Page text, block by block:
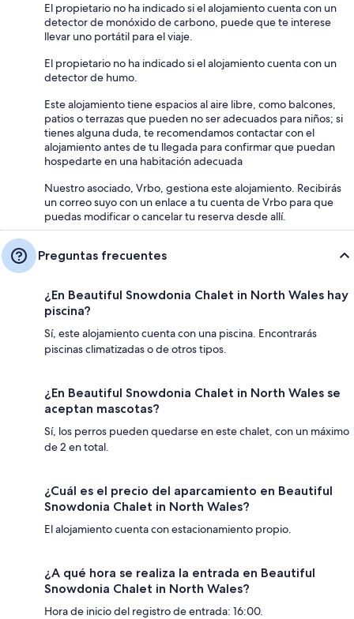
El propietario no ha indicado si el alojamiento cuenta con un
detector de monóxido de carbono, puede que te interese
llevar uno portátil para el viaje.
El propietario no ha indicado si el alojamiento cuenta con un
detector de humo.
Este alojamiento tiene espacios al aire libre, como balcones,
patios o terrazas que pueden no ser adecuados para niños; si
tienes alguna duda, te recomendamos contactar con el
alojamiento antes de tu llegada para confirmar que puedan
hospedarte en una habitación adecuada
Nuestro asociado, Vrbo, gestiona este alojamiento. Recibirás
un correo suyo con un enlace a tu cuenta de Vrbo para que
puedas modificar o cancelar tu reserva desde allí.
Preguntas frecuentes
¿En Beautiful Snowdonia Chalet in North Wales hay
piscina?
Sí, este alojamiento cuenta con una piscina. Encontrarás
piscinas climatizadas o de otros tipos.
¿En Beautiful Snowdonia Chalet in North Wales se
aceptan mascotas?
Sí, los perros pueden quedarse en este chalet, con un máximo
de 2 en total.
¿Cuál es el precio del aparcamiento en Beautiful
Snowdonia Chalet in North Wales?
El alojamiento cuenta con estacionamiento propio.
¿A qué hora se realiza la entrada en Beautiful
Snowdonia Chalet in North Wales?
Hora de inicio del registro de entrada: 16:00.